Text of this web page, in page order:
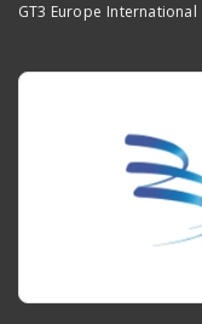
GT3 Europe International